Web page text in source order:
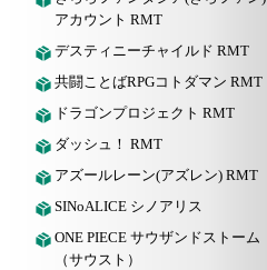
アカウント RMT
デスティニーチャイルド RMT
共闘ことばRPGコトダマン RMT
ドラゴンプロジェクト RMT
ダッシュ！ RMT
アズールレーン(アズレン) RMT
SINoALICE シノアリス
ONE PIECE サウザンドストーム
（サウスト）